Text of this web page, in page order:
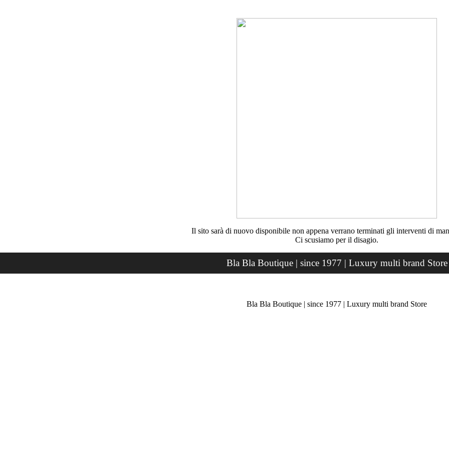
Il sito sarà di nuovo disponibile non appena verrano terminati gli interventi di
Ci scusiamo per il disagio.
Bla Bla Boutique | since 1977 | Luxury multi brand Store
Bla Bla Boutique | since 1977 | Luxury multi brand Store